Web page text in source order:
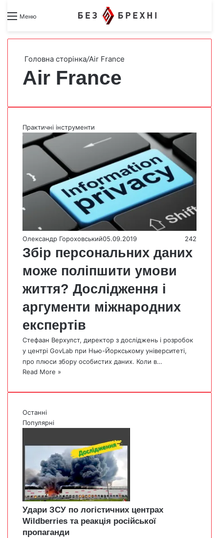
Меню Search forSwitch skin
Головна сторінка/Air France
Air France
Практичні інструменти
Олександр Гороховський05.09.2019 242
Збір персональних даних
може поліпшити умови
життя? Дослідження і
аргументи міжнародних
експертів
Стефаан Верхулст, директор з досліджень і розробок
у центрі GovLab при Нью-Йоркському університеті,
про плюси збору особистих даних. Коли в…
Read More »
Останні
Популярні
Удари ЗСУ по логістичних центрах
Wildberries та реакція російської
пропаганди